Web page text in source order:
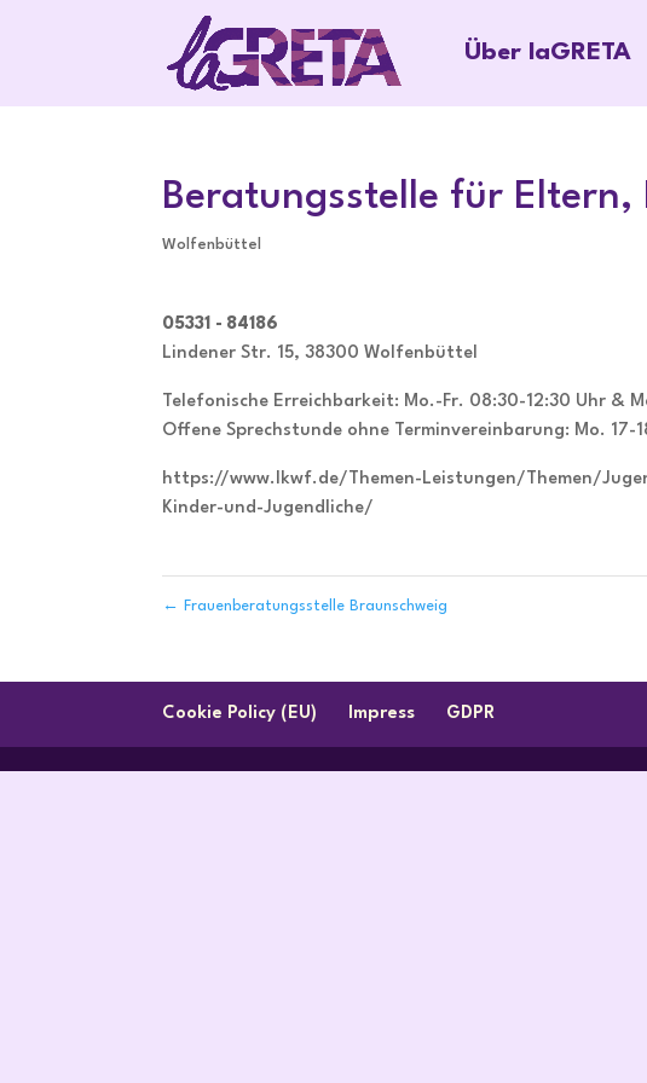
Über laGRETA
Beratungsstelle für Eltern,
Wolfenbüttel
05331 - 84186
Lindener Str. 15, 38300 Wolfenbüttel
Telefonische Erreichbarkeit: Mo.-Fr. 08:30-12:30 Uhr &
Offene Sprechstunde ohne Terminvereinbarung: Mo. 17-
https://www.lkwf.de/Themen-Leistungen/Themen/
Kinder-und-Jugendliche/
← Frauenberatungsstelle Braunschweig
Cookie Policy (EU) Impress GDPR